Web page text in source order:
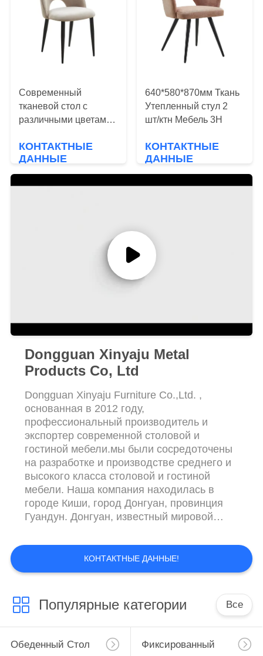
КАРТА
САЙТА
POLICY
Современный
тканевой стол с
различными цветами
гарантии
КОНТАКТНЫЕ
ДАННЫЕ
640*580*870мм Ткань
Утепленный стул 2
шт/ктн Мебель 3H
КОНТАКТНЫЕ
ДАННЫЕ
Dongguan Xinyaju Metal
Products Co, Ltd
Dongguan Xinyaju Furniture Co.,Ltd. ,
основанная в 2012 году,
профессиональный производитель и
экспортер современной столовой и
гостиной мебели.мы были сосредоточены
на разработке и производстве среднего и
высокого класса столовой и гостиной
мебели. Наша компания находилась в
городе Киши, город Донгуан, провинция
Гуандун. Донгуан, известный мировой
зрелую цепочку поставок и передовую
инфраструктуру.Наш завод имеет
беспрецедентное географическое
всего один час езды, до аэропорта
Гуанчжоу всего два часа.Так что вам будет
очень ...
КОНТАКТНЫЕ ДАННЫЕ!
Популярные категории Все
Обеденный Стол Фиксированный